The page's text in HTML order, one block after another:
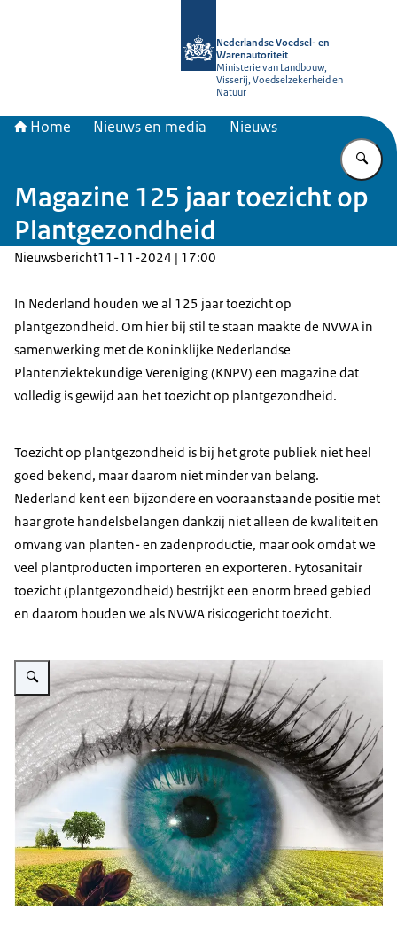
Nederlandse Voedsel- en
Warenautoriteit
Ministerie van Landbouw,
Visserij, Voedselzekerheid en
Natuur
Home Nieuws en media Nieuws
Magazine 125 jaar toezicht op
Plantgezondheid
Nieuwsbericht11-11-2024 | 17:00
In Nederland houden we al 125 jaar toezicht op
plantgezondheid. Om hier bij stil te staan maakte de NVWA in
samenwerking met de Koninklijke Nederlandse
Plantenziektekundige Vereniging (KNPV) een magazine dat
volledig is gewijd aan het toezicht op plantgezondheid.
Toezicht op plantgezondheid is bij het grote publiek niet heel
goed bekend, maar daarom niet minder van belang.
Nederland kent een bijzondere en vooraanstaande positie met
haar grote handelsbelangen dankzij niet alleen de kwaliteit en
omvang van planten- en zadenproductie, maar ook omdat we
veel plantproducten importeren en exporteren. Fytosanitair
toezicht (plantgezondheid) bestrijkt een enorm breed gebied
en daarom houden we als NVWA risicogericht toezicht.
Vergroot afbeelding afbeelding van een blauw oog